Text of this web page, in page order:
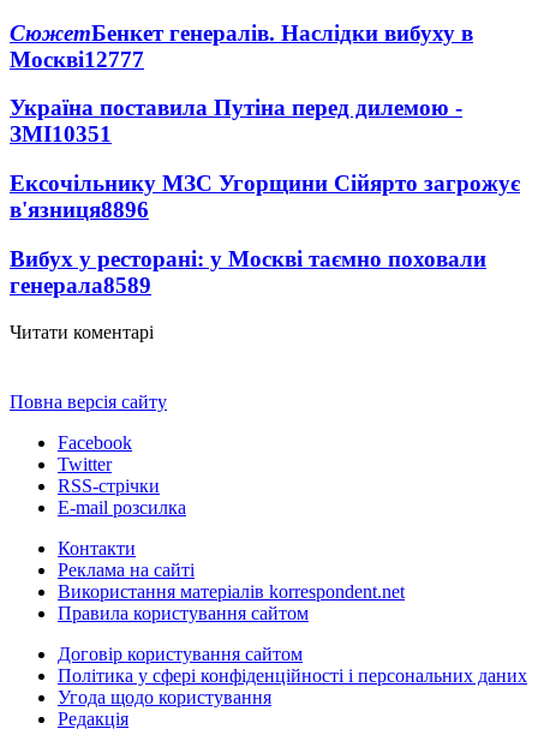
СюжетБенкет генералів. Наслідки вибуху в
Москві12777
Україна поставила Путіна перед дилемою -
ЗМІ10351
Ексочільнику МЗС Угорщини Сійярто загрожує
в'язниця8896
Вибух у ресторані: у Москві таємно поховали
генерала8589
Читати коментарі
Повна версія сайту
Facebook
Twitter
RSS-стрічки
E-mail розсилка
Контакти
Реклама на сайті
Використання матеріалів korrespondent.net
Правила користування сайтом
Договір користування сайтом
Політика у сфері конфіденційності і персональних даних
Угода щодо користування
Редакція